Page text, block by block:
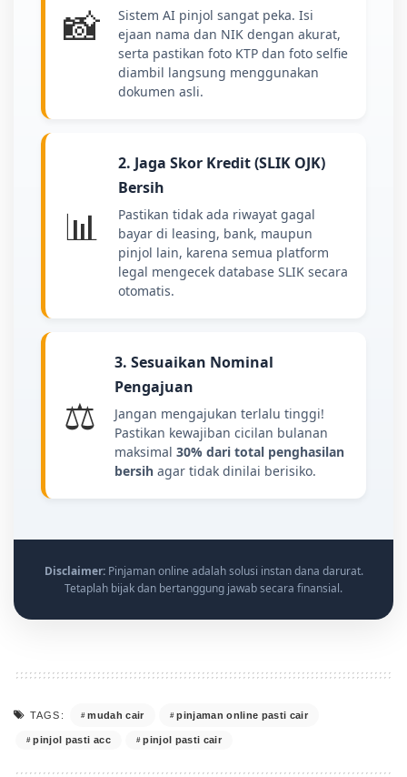
📸
Sistem AI pinjol sangat peka. Isi
ejaan nama dan NIK dengan akurat,
serta pastikan foto KTP dan foto selfie
diambil langsung menggunakan
dokumen asli.
📊
2. Jaga Skor Kredit (SLIK OJK)
Bersih
Pastikan tidak ada riwayat gagal
bayar di leasing, bank, maupun
pinjol lain, karena semua platform
legal mengecek database SLIK secara
otomatis.
⚖️
3. Sesuaikan Nominal
Pengajuan
Jangan mengajukan terlalu tinggi!
Pastikan kewajiban cicilan bulanan
maksimal 30% dari total penghasilan
bersih agar tidak dinilai berisiko.
Disclaimer:Pinjaman online adalah solusi instan dana darurat.
Tetaplah bijak dan bertanggung jawab secara finansial.
TAGS: mudah cair pinjaman online pasti cair
pinjol pasti acc pinjol pasti cair